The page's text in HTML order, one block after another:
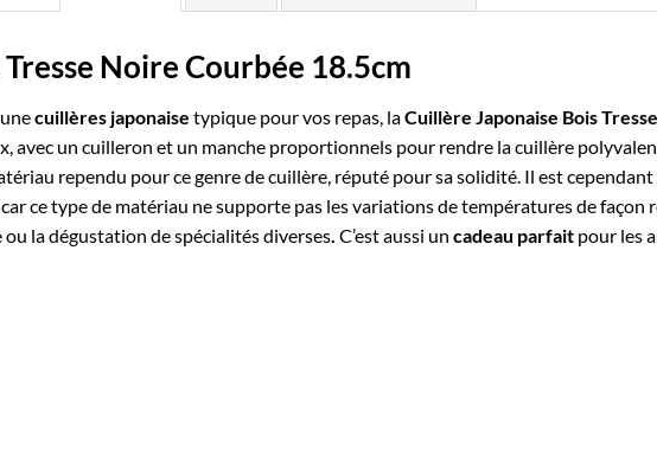
Noire Courbée 18.5cm
cuillères japonaise typique pour vos repas, laCuillère Japonaise Bois
avec un cuilleron et un manche proportionnels pour rendre la cuillère
rependu pour ce genre de cuillère, réputé pour sa solidité. Il est
ce type de matériau ne supporte pas les variations de températures de façon
la dégustation de spécialités diverses. C’est aussi un cadeau parfait pour les